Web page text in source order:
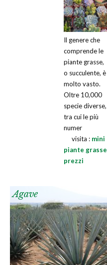
Il genere che
comprende le
piante grasse,
o succulente, è
molto vasto.
Oltre 10,000
specie diverse,
tra cui le più
numer
visita : mini
piante grasse
prezzi
Agave